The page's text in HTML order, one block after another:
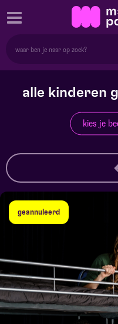
alle kinderen
kies je
geannuleerd